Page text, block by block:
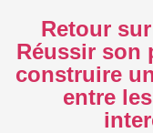
Retour
Réussir son
construire
entre